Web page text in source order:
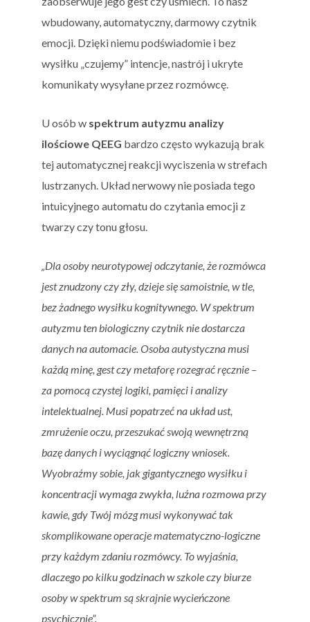
wbudowany, automatyczny, darmowy czytnik
emocji. Dzięki niemu podświadomie i bez
wysiłku „czujemy” intencje, nastrój i ukryte
komunikaty wysyłane przez rozmówcę.
U osób w spektrum autyzmu analizy
ilościowe QEEG bardzo często wykazują brak
tej automatycznej reakcji wyciszenia w strefach
lustrzanych. Układ nerwowy nie posiada tego
intuicyjnego automatu do czytania emocji z
twarzy czy tonu głosu.
„Dla osoby neurotypowej odczytanie, że rozmówca
jest znudzony czy zły, dzieje się samoistnie, w tle,
bez żadnego wysiłku kognitywnego. W spektrum
autyzmu ten biologiczny czytnik nie dostarcza
danych na automacie. Osoba autystyczna musi
każdą minę, gest czy metaforę rozegrać ręcznie –
za pomocą czystej logiki, pamięci i analizy
intelektualnej. Musi popatrzeć na układ ust,
zmrużenie oczu, przeszukać swoją wewnętrzną
bazę danych i wyciągnąć logiczny wniosek.
Wyobraźmy sobie, jak gigantycznego wysiłku i
koncentracji wymaga zwykła, luźna rozmowa przy
kawie, gdy Twój mózg musi wykonywać tak
skomplikowane operacje matematyczno-logiczne
przy każdym zdaniu rozmówcy. To wyjaśnia,
dlaczego po kilku godzinach w szkole czy biurze
osoby w spektrum są skrajnie wycieńczone
psychicznie”.